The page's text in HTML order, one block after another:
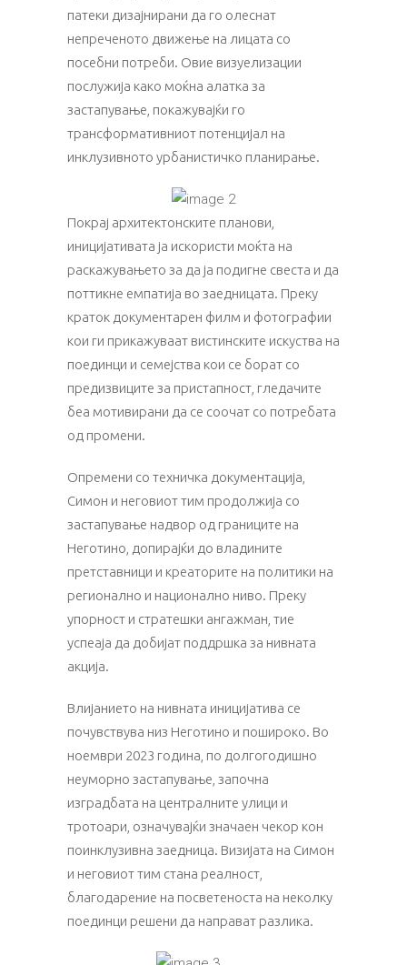
патеки дизајнирани да го олеснат
непреченото движење на лицата со
посебни потреби. Овие визуелизации
послужија како моќна алатка за
застапување, покажувајќи го
трансформативниот потенцијал на
инклузивното урбанистичко планирање.
Покрај архитектонските планови,
иницијативата ја искористи моќта на
раскажувањето за да ја подигне свеста и да
поттикне емпатија во заедницата. Преку
краток документарен филм и фотографии
кои ги прикажуваат вистинските искуства на
поединци и семејства кои се борат со
предизвиците за пристапност, гледачите
беа мотивирани да се соочат со потребата
од промени.
Опремени со техничка документација,
Симон и неговиот тим продолжија со
застапување надвор од границите на
Неготино, допирајќи до владините
претставници и креаторите на политики на
регионално и национално ниво. Преку
упорност и стратешки ангажман, тие
успеаја да добијат поддршка за нивната
акција.
Влијанието на нивната иницијатива се
почувствува низ Неготино и пошироко. Во
ноември 2023 година, по долгогодишно
неуморно застапување, започна
изградбата на централните улици и
тротоари, означувајќи значаен чекор кон
поинклузивна заедница. Визијата на Симон
и неговиот тим стана реалност,
благодарение на посветеноста на неколку
поединци решени да направат разлика.